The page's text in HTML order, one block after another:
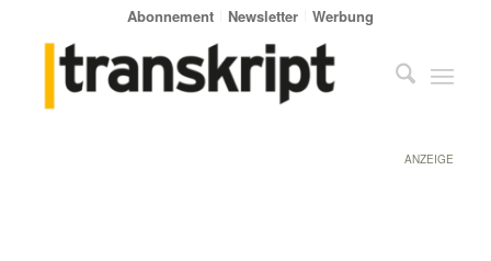
Abonnement Newsletter Werbung
ANZEIGE